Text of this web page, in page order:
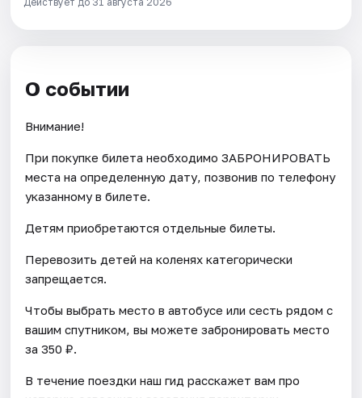
О событии
Внимание!
При покупке билета необходимо ЗАБРОНИРОВАТЬ
места на определенную дату, позвонив по телефону
указанному в билете.
Детям приобретаются отдельные билеты.
Перевозить детей на коленях категорически
запрещается.
Чтобы выбрать место в автобусе или сесть рядом с
вашим спутником, вы можете забронировать место
за 350 ₽.
В течение поездки наш гид расскажет вам про